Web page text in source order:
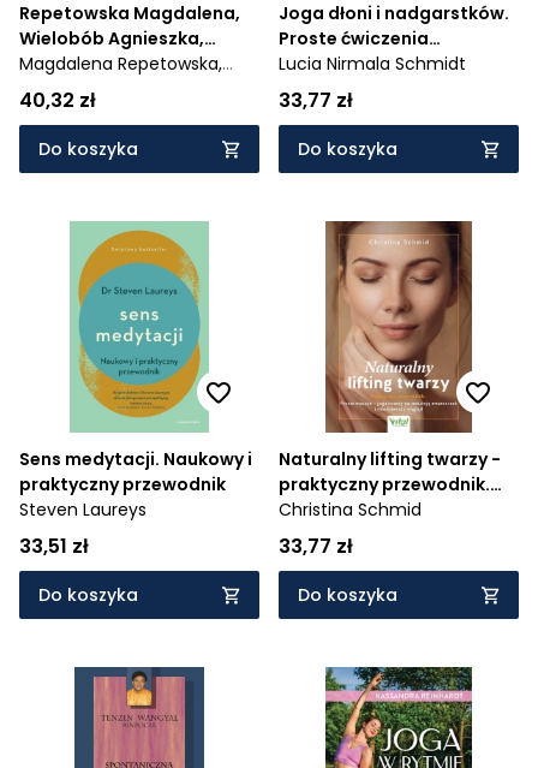
Repetowska Magdalena,
Wielobób Agnieszka,
Wielobób Maciej
Magdalena Repetowska,
Agnieszka Wielobób,
Wielobób
40,32 zł
Do koszyka
Joga dłoni i nadgarstków.
Proste ćwiczenia
wykorzystujące terapię
powięziową do
wyeliminowania
przewlekłego bólu,
zapalenia ścięgien i
Lucia Nirmala Schmidt
33,77 zł
Do koszyka
Sens medytacji. Naukowy i
praktyczny przewodnik
Steven Laureys
33,51 zł
Do koszyka
Naturalny lifting twarzy -
praktyczny przewodnik.
Proste masaże - joga
twarzy na redukcję
zmarszczek i młodzieńczy
wygląd
Christina Schmid
33,77 zł
Do koszyka